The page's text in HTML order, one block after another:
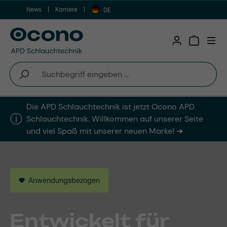
Zum Hauptinhalt springen
News Karriere DE
ⓘ︎
Die APD Schlauchtechnik ist jetzt Ocono APD
Schlauchtechnik. Willkommen auf unserer Seite
und viel Spaß mit unserer neuen Marke! ➜
Schlauchlösungen
Anwendungsbezogen
Entwickelt für
Schläuche für
Anwendungsbezogen